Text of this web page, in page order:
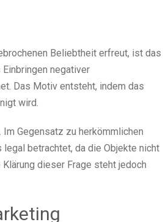
Beliebtheit erfreut, ist das
Einbringen negativer
Das Motiv entsteht, indem das
wird.
Gegensatz zu herkömmlichen
betrachtet, da die Objekte nicht
dieser Frage steht jedoch